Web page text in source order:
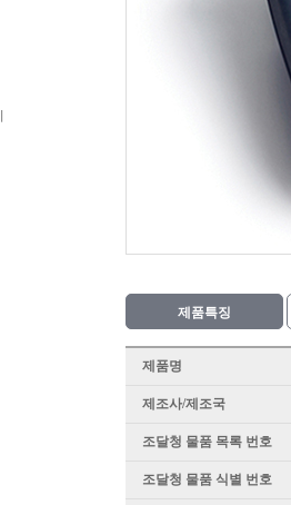
제품특징
제품명
제조사/제조국
조달청 물품 목록 번호
조달청 물품 식별 번호